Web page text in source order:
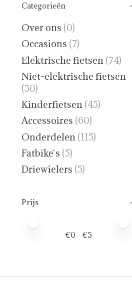
Categorieën
Over ons (0)
Occasions (7)
Elektrische fietsen (74)
Niet-elektrische fietsen
(50)
Kinderfietsen (45)
Accessoires (60)
Onderdelen (115)
Fatbike`s (5)
Driewielers (5)
Prijs
€0 - €5